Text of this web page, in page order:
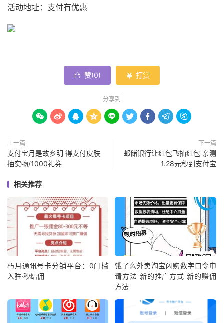
活动地址：支付有优惠
 赞(0)  打赏
分享到
        
上一篇
支付宝月是故乡明 得支付皮肤
抽实物/1000礼券
下一篇
邮储银行让红包飞抽红包 亲测
1.28元秒到支付宝
相关推荐
朽月通讯号卡分销平台：0门槛
入驻·秒结佣
饿了么外卖淘宝闪购数字口令申
请方法 新的推广方式 新的赚佣
方法